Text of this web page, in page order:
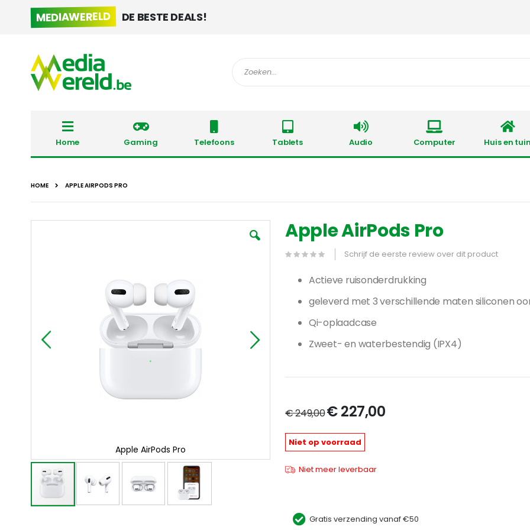
MEDIAWERELD DE BESTE DEALS!
Zoek
Home Gaming Telefoons Tablets Audio Computer Huis en tuin
HOME APPLE AIRPODS PRO
Ga
Apple AirPods Pro Apple AirPods Pro
Apple AirPods Pro
Schrijf de eerste review over dit product
Actieve ruisonderdrukking
geleverd met 3 verschillende maten siliconen
Qi-oplaadcase
Zweet- en waterbestendig (IPX4)
€ 249,00
Speciale
prijs
€ 227,00
Niet op voorraad
Niet meer leverbaar
Gratis verzending vanaf €50